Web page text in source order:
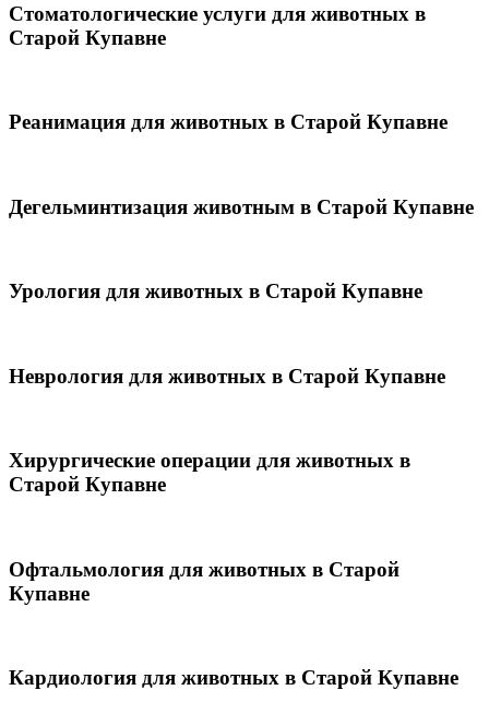
Стоматологические услуги для животных в
Старой Купавне
Реанимация для животных в Старой Купавне
Дегельминтизация животным в Старой Купавне
Урология для животных в Старой Купавне
Неврология для животных в Старой Купавне
Хирургические операции для животных в
Старой Купавне
Офтальмология для животных в Старой
Купавне
Кардиология для животных в Старой Купавне